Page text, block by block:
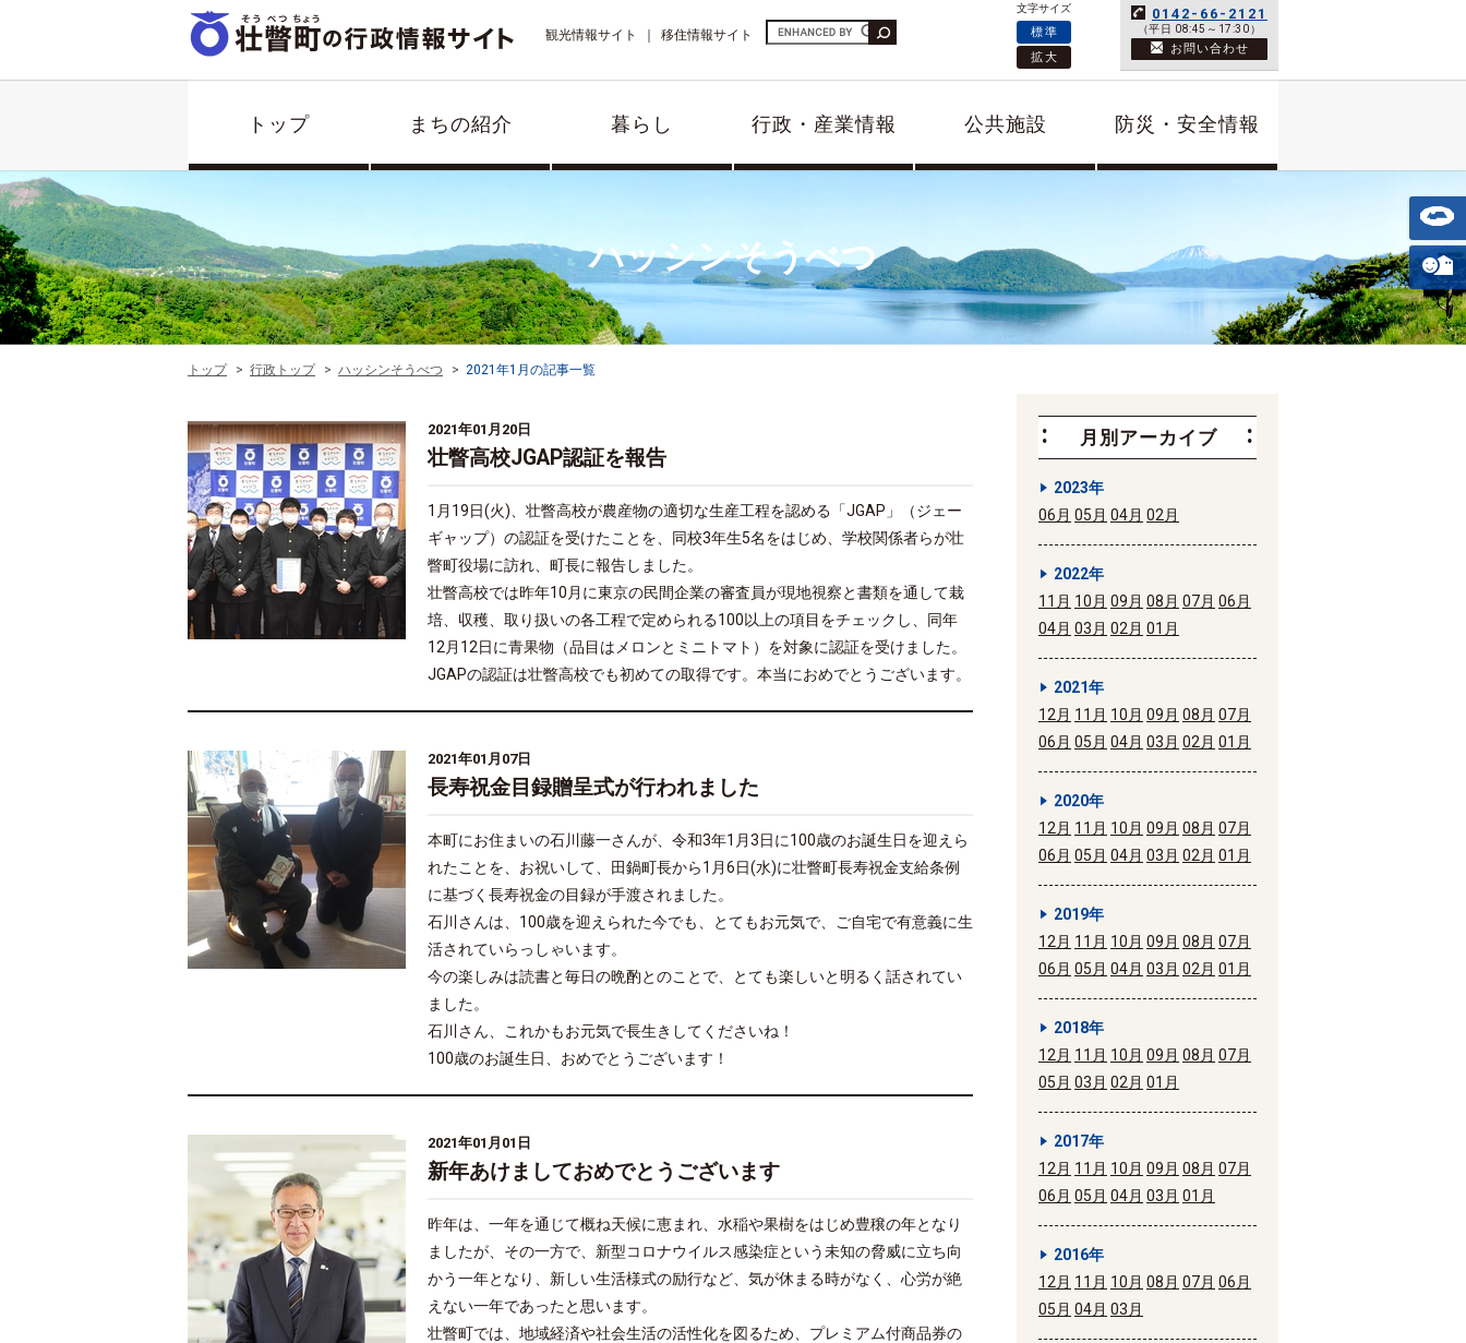
トップ まちの紹介 暮らし 行政・産業情報 公共施設 防災・安全情報
文字サイズ
標準
拡大
観光情報サイト 移住情報サイト
0142-66-2121
（平日 08:45～17:30）
お問い合わせ
ハッシンそうべつ
トップ 行政トップ ハッシンそうべつ 2021年1月の記事一覧
2021年01月20日
壮瞥高校JGAP認証を報告
1月19日(火)、壮瞥高校が農産物の適切な生産工程を認める「JGAP」（ジェー
ギャップ）の認証を受けたことを、同校3年生5名をはじめ、学校関係者らが壮
瞥町役場に訪れ、町長に報告しました。
壮瞥高校では昨年10月に東京の民間企業の審査員が現地視察と書類を通して栽
培、収穫、取り扱いの各工程で定められる100以上の項目をチェックし、同年
12月12日に青果物（品目はメロンとミニトマト）を対象に認証を受けました。
JGAPの認証は壮瞥高校でも初めての取得です。本当におめでとうございます。
2021年01月07日
長寿祝金目録贈呈式が行われました
本町にお住まいの石川藤一さんが、令和3年1月3日に100歳のお誕生日を迎えら
れたことを、お祝いして、田鍋町長から1月6日(水)に壮瞥町長寿祝金支給条例
に基づく長寿祝金の目録が手渡されました。
石川さんは、100歳を迎えられた今でも、とてもお元気で、ご自宅で有意義に生
活されていらっしゃいます。
今の楽しみは読書と毎日の晩酌とのことで、とても楽しいと明るく話されてい
ました。
石川さん、これかもお元気で長生きしてくださいね！
100歳のお誕生日、おめでとうございます！
2021年01月01日
新年あけましておめでとうございます
昨年は、一年を通じて概ね天候に恵まれ、水稲や果樹をはじめ豊穣の年となり
ましたが、その一方で、新型コロナウイルス感染症という未知の脅威に立ち向
かう一年となり、新しい生活様式の励行など、気が休まる時がなく、心労が絶
えない一年であったと思います。
壮瞥町では、地域経済や社会生活の活性化を図るため、プレミアム付商品券の
月別アーカイブ
2023年
06月 05月 04月 02月
2022年
11月 10月 09月 08月 07月 06月
04月 03月 02月 01月
2021年
12月 11月 10月 09月 08月 07月
06月 05月 04月 03月 02月 01月
2020年
12月 11月 10月 09月 08月 07月
06月 05月 04月 03月 02月 01月
2019年
12月 11月 10月 09月 08月 07月
06月 05月 04月 03月 02月 01月
2018年
12月 11月 10月 09月 08月 07月
05月 03月 02月 01月
2017年
12月 11月 10月 09月 08月 07月
06月 05月 04月 03月 01月
2016年
12月 11月 10月 08月 07月 06月
05月 04月 03月